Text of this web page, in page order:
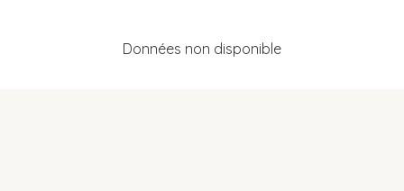
Données non disponible